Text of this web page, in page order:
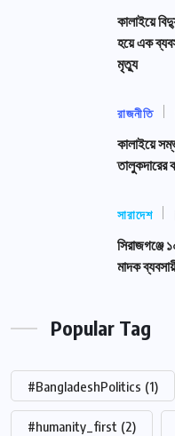
কালাইয়ে
হয়ে এক
মৃত্যু
রাজনীতি
কালাইয়ে
তালুকদারের
সারাদেশ
সিরাজগঞ্জে
মাদক
Popular Tag
#BangladeshPolitics (1)
#humanity_first (2)